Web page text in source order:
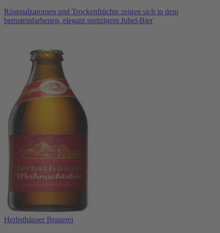
Röstmalzaromen und Trockenfrüchte zeigen sich in dem
bernsteinfarbenen, elegant spritzigem Jubel-Bier
Herbsthäuser Brauerei